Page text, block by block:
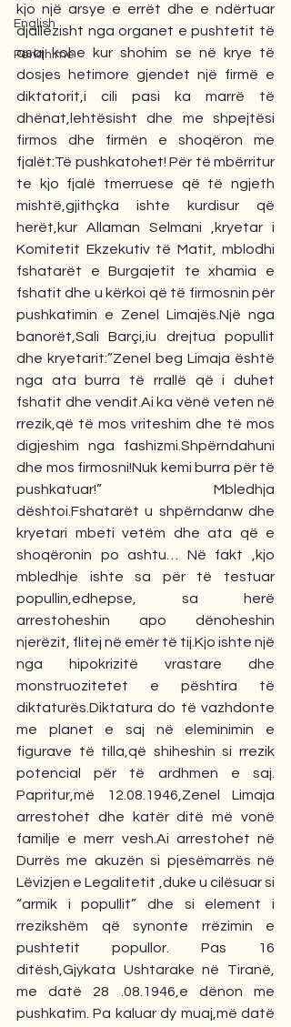
English
Përkthime
kjo një arsye e errët dhe e ndërtuar
djallëzisht nga organet e pushtetit të
asaj kohe kur shohim se në krye të
dosjes hetimore gjendet një firmë e
diktatorit,i cili pasi ka marrë të
dhënat,lehtësisht dhe me shpejtësi
firmos dhe firmën e shoqëron me
fjalët:Të pushkatohet! Për të mbërritur
te kjo fjalë tmerruese që të ngjeth
mishtë,gjithçka ishte kurdisur që
herët,kur Allaman Selmani ,kryetar i
Komitetit Ekzekutiv të Matit, mblodhi
fshatarët e Burgajetit te xhamia e
fshatit dhe u kërkoi që të firmosnin për
pushkatimin e Zenel Limajës.Një nga
banorët,Sali Barçi,iu drejtua popullit
dhe kryetarit:”Zenel beg Limaja është
nga ata burra të rrallë që i duhet
fshatit dhe vendit.Ai ka vënë veten në
rrezik,që të mos vriteshim dhe të mos
digjeshim nga fashizmi.Shpërndahuni
dhe mos firmosni!Nuk kemi burra për të
pushkatuar!” Mbledhja
dështoi.Fshatarët u shpërndanw dhe
kryetari mbeti vetëm dhe ata që e
shoqëronin po ashtu… Në fakt ,kjo
mbledhje ishte sa për të testuar
popullin,edhepse, sa herë
arrestoheshin apo dënoheshin
njerëzit, flitej në emër të tij.Kjo ishte një
nga hipokrizitë vrastare dhe
monstruozitetet e pështira të
diktaturës.Diktatura do të vazhdonte
me planet e saj në eleminimin e
figurave të tilla,që shiheshin si rrezik
potencial për të ardhmen e saj.
Papritur,më 12.08.1946,Zenel Limaja
arrestohet dhe katër ditë më vonë
familje e merr vesh.Ai arrestohet në
Durrës me akuzën si pjesëmarrës në
Lëvizjen e Legalitetit ,duke u cilësuar si
“armik i popullit” dhe si element i
rrezikshëm që synonte rrëzimin e
pushtetit popullor. Pas 16
ditësh,Gjykata Ushtarake në Tiranë,
me datë 28 .08.1946,e dënon me
pushkatim. Pa kaluar dy muaj,më datë